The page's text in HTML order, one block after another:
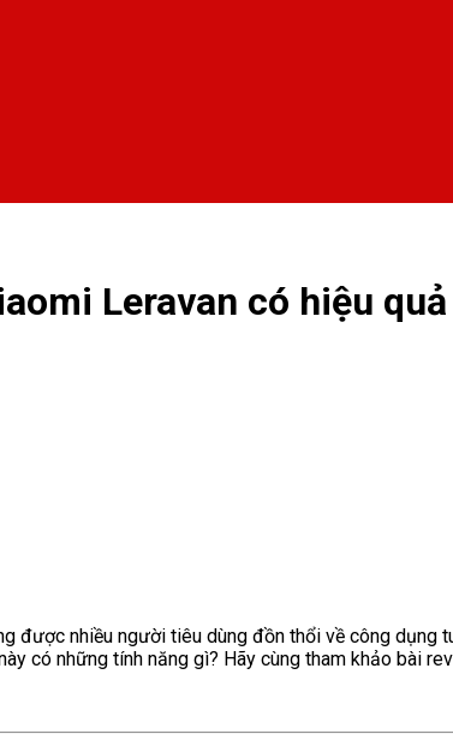
Leravan có hiệu
được nhiều người tiêu dùng đồn thổi về công
có những tính năng gì? Hãy cùng tham khảo bài